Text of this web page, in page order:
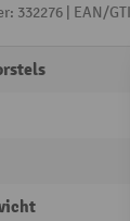
332276 | EAN/